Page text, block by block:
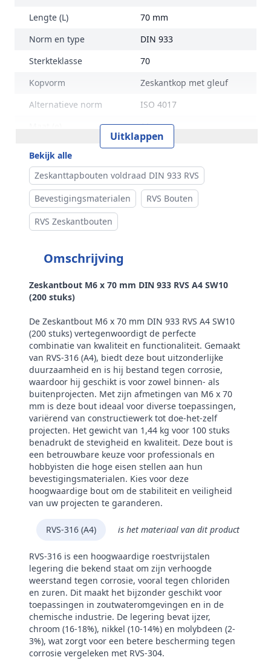
Lengte (L)
70 mm
Norm en type
DIN 933
Sterkteklasse
70
Kopvorm
Zeskantkop met gleuf
Alternatieve norm
ISO 4017
11 mm
4 mm
Gewicht per 100 stuks
1,44 kg
Aandrijving
Buitenzeskant met sleuf
Draadtype
Merk
Uitklappen
Bekijk alle
Zeskanttapbouten voldraad DIN 933 RVS
Bevestigingsmaterialen
RVS Bouten
RVS Zeskantbouten
Omschrijving
Zeskantbout M6 x 70 mm DIN 933 RVS A4 SW10
(200 stuks)
De Zeskantbout M6 x 70 mm DIN 933 RVS A4 SW10
(200 stuks) vertegenwoordigt de perfecte
combinatie van kwaliteit en functionaliteit. Gemaakt
van RVS-316 (A4), biedt deze bout uitzonderlijke
duurzaamheid en is hij bestand tegen corrosie,
waardoor hij geschikt is voor zowel binnen- als
buitenprojecten. Met zijn afmetingen van M6 x 70
mm is deze bout ideaal voor diverse toepassingen,
variërend van constructiewerk tot doe-het-zelf
projecten. Het gewicht van 1,44 kg voor 100 stuks
benadrukt de stevigheid en kwaliteit. Deze bout is
een betrouwbare keuze voor professionals en
hobbyisten die hoge eisen stellen aan hun
bevestigingsmaterialen. Kies voor deze
hoogwaardige bout om de stabiliteit en veiligheid
van uw projecten te garanderen.
RVS-316 (A4) is het materiaal van dit product
RVS-316 is een hoogwaardige roestvrijstalen
legering die bekend staat om zijn verhoogde
weerstand tegen corrosie, vooral tegen chloriden
en zuren. Dit maakt het bijzonder geschikt voor
toepassingen in zoutwateromgevingen en in de
chemische industrie. De legering bevat ijzer,
chroom (16-18%), nikkel (10-14%) en molybdeen (2-
3%), wat zorgt voor een betere bescherming tegen
corrosie vergeleken met RVS-304.